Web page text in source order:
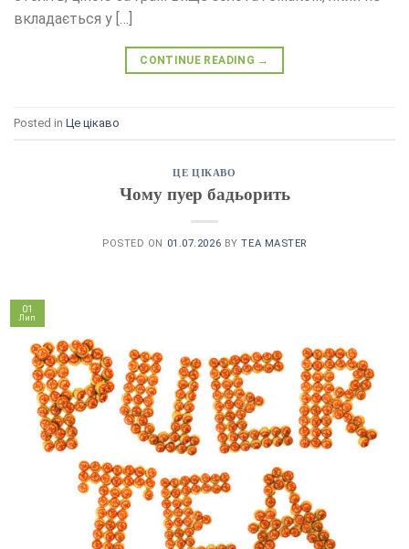
вкладається у […]
CONTINUE READING →
Posted in Це цікаво
ЦЕ ЦІКАВО
Чому пуер бадьорить
POSTED ON 01.07.2026 BYTEA MASTER
01
Лип